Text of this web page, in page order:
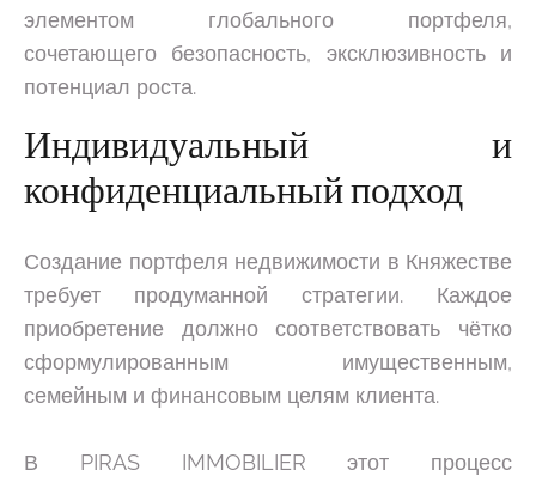
элементом глобального портфеля,
сочетающего безопасность, эксклюзивность и
потенциал роста.
Индивидуальный и
конфиденциальный подход
Создание портфеля недвижимости в Княжестве
требует продуманной стратегии. Каждое
приобретение должно соответствовать чётко
сформулированным имущественным,
семейным и финансовым целям клиента.
В PIRAS IMMOBILIER этот процесс